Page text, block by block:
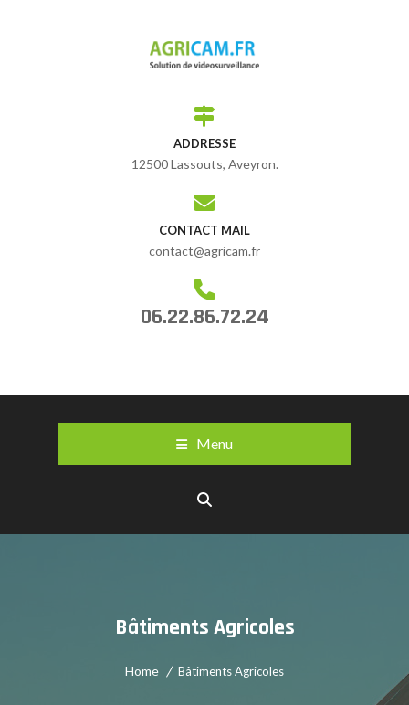
ADDRESSE
12500 Lassouts, Aveyron.
CONTACT MAIL
contact@agricam.fr
06.22.86.72.24
Menu
Bâtiments Agricoles
Home Bâtiments Agricoles